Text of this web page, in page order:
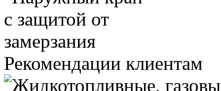
Рекомендации клиентам